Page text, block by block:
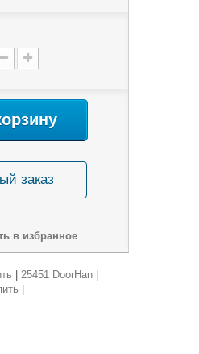
заказ
в избранное
25451 DoorHan|